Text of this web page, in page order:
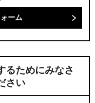
るためにみなさ
さい